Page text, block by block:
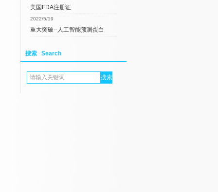
美国FDA注册证
2022/5/19
重大突破--人工智能预测蛋白
搜索 Search